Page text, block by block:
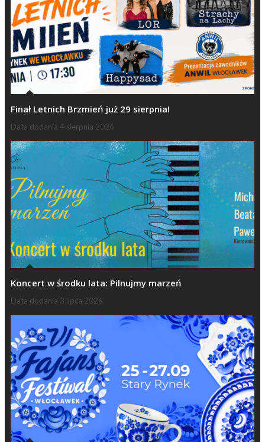
Finał Letnich Brzmień już 29 sierpnia!
Data dodania 4 sierpnia 2026
Koncert w środku lata: Pilnujmy marzeń
Data dodania 3 lipca 2026